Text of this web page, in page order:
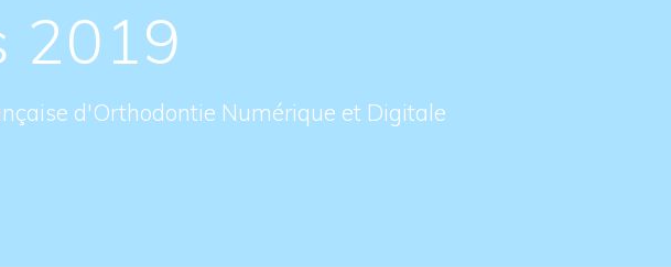
2019
d'Orthodontie Numérique et Digitale